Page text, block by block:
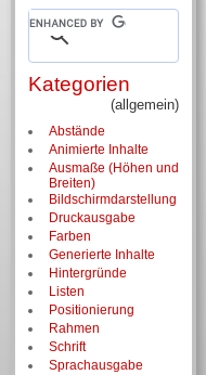
Kategorien
(allgemein)
Abstände
Animierte Inhalte
Ausmaße (Höhen und
Breiten)
Bildschirm­darstellung
Druckausgabe
Farben
Generierte Inhalte
Hintergründe
Listen
Positionierung
Rahmen
Schrift
Sprachausgabe